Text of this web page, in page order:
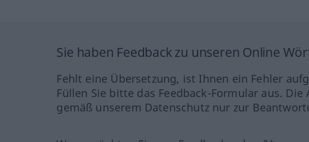
Sie haben Feedback zu unseren Online
Fehlt eine Übersetzung, ist Ihnen ein Fehler
Füllen Sie bitte das Feedback-Formular aus.
gemäß unserem Datenschutz nur zur